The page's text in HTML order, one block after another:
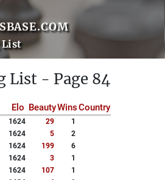
List
List - Page 84
Elo BeautyWinsCountry
1624 29
1
1624 5
2
1624 199
6
1624 3
1
1624 107
1